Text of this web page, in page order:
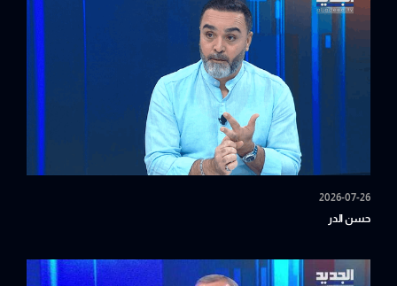
2026-07-26
حسن الدر